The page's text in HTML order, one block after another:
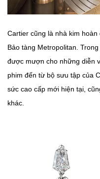
Cartier cũng là nhà kim
Bảo tàng Metropolitan.
được mượn cho những diễn
phim đến từ bộ sưu tập của
sức cao cấp mới hiện tại,
khác.